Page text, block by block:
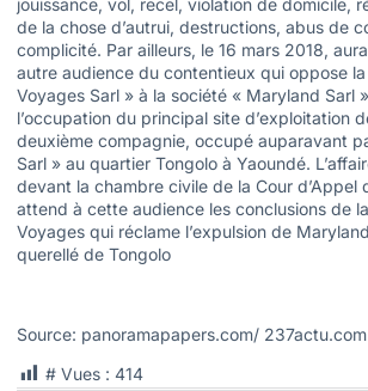
de la chose d’autrui, destructions, abus de
complicité. Par ailleurs, le 16 mars 2018,
autre audience du contentieux qui oppose la
Voyages Sarl » à la société « Maryland Sarl
l’occupation du principal site d’exploitation
deuxième compagnie, occupé auparavant
Sarl » au quartier Tongolo à Yaoundé.
devant la chambre civile de la Cour d’Appel
attend à cette audience les conclusions de
Voyages qui réclame l’expulsion de
querellé de Tongolo
Source: panoramapapers.com/ 237actu.com
# Vues : 414